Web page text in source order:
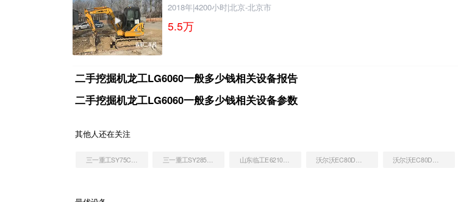
2018年|4200小时|北京-北京市
5.5万
二手挖掘机龙工LG6060一般多少钱相关设备报告
二手挖掘机龙工LG6060一般多少钱相关设备参数
其他人还在关注
三一重工SY285C挖掘机 山东临工E6210F挖掘机